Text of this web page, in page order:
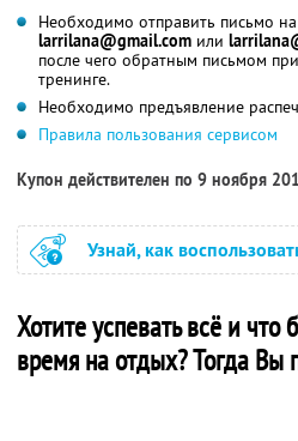
Необходимо отправить письмо
larrilana@gmail.com или
после чего обратным письмом
тренинге.
Необходимо предъявление
Правила пользования сервисом
Купон действителен по 9 ноября
Узнай, как
Хотите успевать всё и что
время на отдых? Тогда Вы